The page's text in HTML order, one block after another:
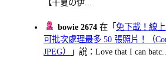
【千夏の伊...
bowie 2674 在「免下載！線上
可批次處理最多 50 張照片！（
JPEG）
」說：Love that I can batc...